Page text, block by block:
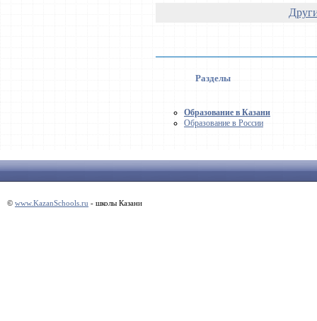
Разделы
Образование в Казани
Образование в России
© www.KazanSchools.ru - школы Казани